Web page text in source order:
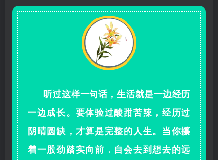
听过这样一句话，生活就是一边经历
一边成长。要体验过酸甜苦辣，经历过
阴晴圆缺，才算是完整的人生。当你攥
着一股劲踏实向前，自会去到想去的远